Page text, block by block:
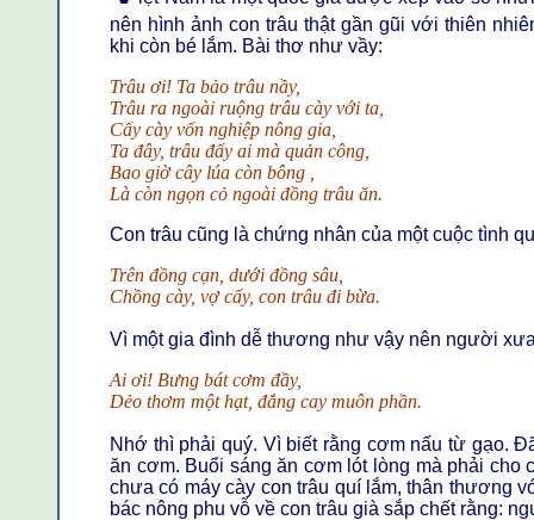
nên hình ảnh con trâu thật gần gũi với thiên
khi còn bé lắm. Bài thơ như vầy:
Trâu ơi! Ta bảo trâu nầy,
Trâu ra ngoài ruộng trâu cày với ta,
Cấy cày vốn nghiệp nông gia,
Ta đây, trâu đấy ai mà quản công,
Bao giờ cây lúa còn bông ,
Là còn ngọn cỏ ngoài đồng trâu ăn.
Con trâu cũng là chứng nhân của một cuộc tình
Trên đồng cạn, dưới đồng sâu,
Chồng cày, vợ cấy, con trâu đi bừa.
Vì một gia đình dễ thương như vậy nên người
Ai ơi! Bưng bát cơm đầy,
Dẻo thơm một hạt, đắng cay muôn phần.
Nhớ thì phải quý. Vì biết rằng cơm nấu từ gạo.
ăn cơm. Buổi sáng ăn cơm lót lòng mà phải cho
chưa có máy cày con trâu quí lắm, thân thương
bác nông phu vỗ về con trâu già sắp chết rằng: